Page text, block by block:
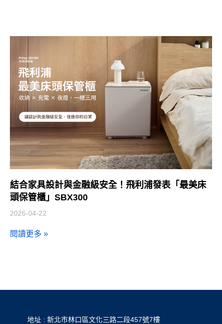
結合家具設計與金融級安全！飛利浦發表「最美床
頭保管櫃」SBX300
2026-04-22
閱讀更多 »
地址 : 新北市林口區文化三路二段457號7樓